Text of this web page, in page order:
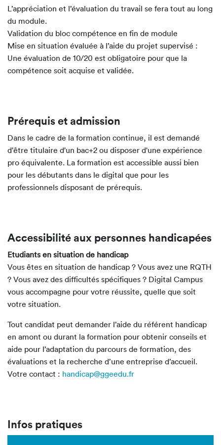
L’appréciation et l’évaluation du travail se fera tout au long
du module.
Validation du bloc compétence en fin de module
Mise en situation évaluée à l’aide du projet supervisé :
Une évaluation de 10/20 est obligatoire pour que la
compétence soit acquise et validée.
Prérequis et admission
Dans le cadre de la formation continue, il est demandé
d'être titulaire d'un bac+2 ou disposer d'une expérience
pro équivalente. La formation est accessible aussi bien
pour les débutants dans le digital que pour les
professionnels disposant de prérequis.
Accessibilité aux personnes handicapées
Etudiants en situation de handicap
Vous êtes en situation de handicap ? Vous avez une RQTH
? Vous avez des difficultés spécifiques ? Digital Campus
vous accompagne pour votre réussite, quelle que soit
votre situation.
Tout candidat peut demander l’aide du référent handicap
en amont ou durant la formation pour obtenir conseils et
aide pour l’adaptation du parcours de formation, des
évaluations et la recherche d’une entreprise d’accueil.
Votre contact : handicap@ggeedu.fr
Infos pratiques